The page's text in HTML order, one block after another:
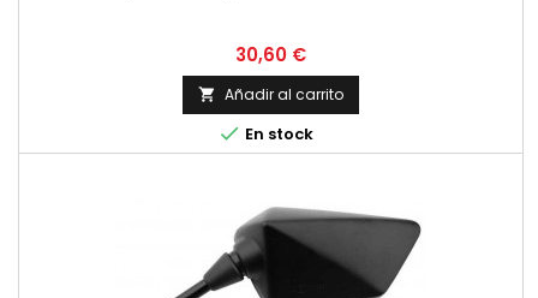
Precio
30,60 €
 Añadir al carrito
 En stock